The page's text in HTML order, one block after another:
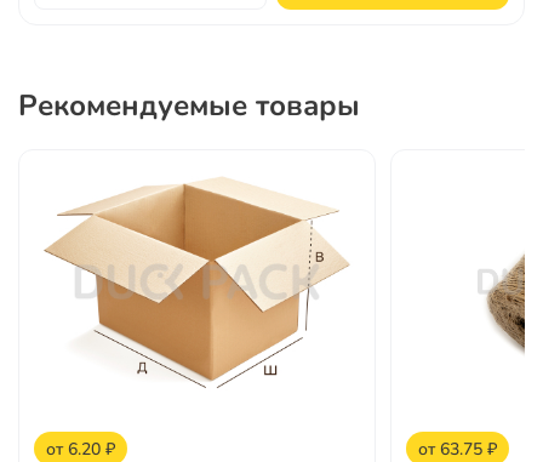
Рекомендуемые товары
от 6.20 ₽ от 63.75 ₽